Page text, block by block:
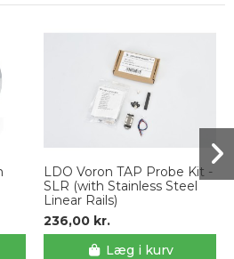
LDO Voron TAP Probe Kit -
SLR (with Stainless Steel
Linear Rails)
236,00 kr.
Læg i kurv